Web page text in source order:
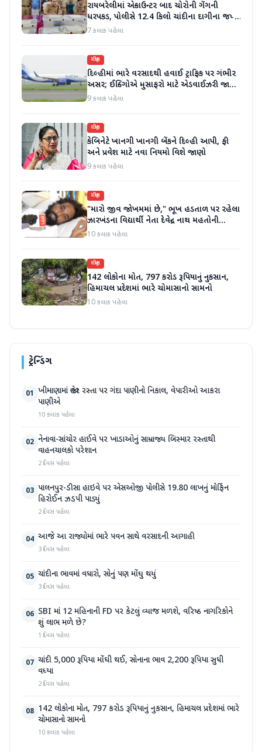
રાયબરેલીમાં એન્કાઉન્ટર બાદ ચોરોની ગેંગની
ધરપકડ, પોલીસે 12.4 કિલો ચાંદીના દાગીના જપ્ત
કર્યા
7 કલાક પહેલા
રાષ્ટ્રીય
દિલ્હીમાં ભારે વરસાદથી હવાઈ ટ્રાફિક પર ગંભીર
અસર; ઈન્ડિગોએ મુસાફરો માટે એડવાઈઝરી જાહેર
કરી
9 કલાક પહેલા
રાષ્ટ્રીય
કેબિનેટે ખાનગી ખાનગી બેંકને દિલ્હી આપી, ફી
અને પ્રવેશ માટે નવા નિયમો વિશે જાણો
9 કલાક પહેલા
રાષ્ટ્રીય
"મારો જીવ જોખમમાં છે," ભૂખ હડતાળ પર રહેલા
ઝારખંડના વિદ્યાર્થી નેતા દેવેન્દ્ર નાથ મહતોની
તબિયત ખરાબ
10 કલાક પહેલા
રાષ્ટ્રીય
142 લોકોના મોત, 797 કરોડ રૂપિયાનું નુકસાન,
હિમાચલ પ્રદેશમાં ભારે ચોમાસાનો સામનો
10 કલાક પહેલા
ટ્રેન્ડિંગ
01 ખીમાણામાં જાહેર રસ્તા પર ગંદા પાણીનો નિકાલ, વેપારીઓ આકરા
પાણીએ
10 કલાક પહેલા
02 નેનાવા-સાંચોર હાઈવે પર ખાડાઓનું સામ્રાજ્ય બિસ્માર રસ્તાથી
વાહનચાલકો પરેશાન
2 દિવસ પહેલા
03 પાલનપુર-ડીસા હાઇવે પર એસઓજી પોલીસે 19.80 લાખનું મોર્ફિન
હિરોઈન ઝડપી પાડ્યું
2 દિવસ પહેલા
04 આજે આ રાજ્યોમાં ભારે પવન સાથે વરસાદની આગાહી
3 દિવસ પહેલા
05 ચાંદીના ભાવમાં વધારો, સોનું પણ મોંઘુ થયું
3 દિવસ પહેલા
06 SBI માં 12 મહિનાની FD પર કેટલું વ્યાજ મળશે, વરિષ્ઠ નાગરિકોને
શું લાભ મળે છે?
1 દિવસ પહેલા
07 ચાંદી 5,000 રૂપિયા મોંઘી થઈ, સોનાના ભાવ 2,200 રૂપિયા સુધી
વધ્યા
2 દિવસ પહેલા
08 142 લોકોના મોત, 797 કરોડ રૂપિયાનું નુકસાન, હિમાચલ પ્રદેશમાં ભારે
ચોમાસાનો સામનો
10 કલાક પહેલા